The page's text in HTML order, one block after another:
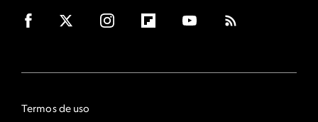
Termos de uso